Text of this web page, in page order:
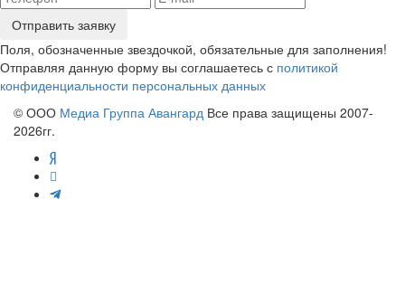
Отправить заявку
Поля, обозначенные звездочкой, обязательные для заполнения!
Отправляя данную форму вы соглашаетесь с политикой
конфиденциальности персональных данных
© ООО Медиа Группа Авангард Все права защищены 2007-
2026гг.